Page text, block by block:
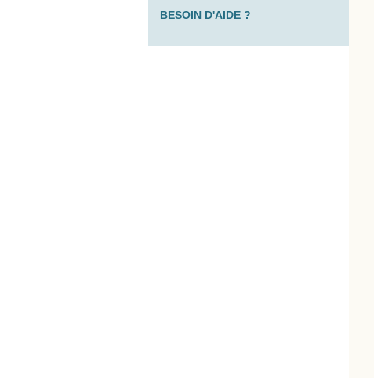
BESOIN D'AIDE ?